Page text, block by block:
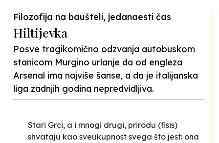
Filozofija na baušteli, jedanaesti čas
Hiltijevka
Posve tragikomično odzvanja autobuskom
stanicom Murgino urlanje da od engleza
Arsenal ima najviše šanse, a da je italijanska
liga zadnjih godina nepredvidljiva.
Stari Grci, a i mnogi drugi, prirodu (fisis)
shvataju kao sveukupnost svega što jest: ona